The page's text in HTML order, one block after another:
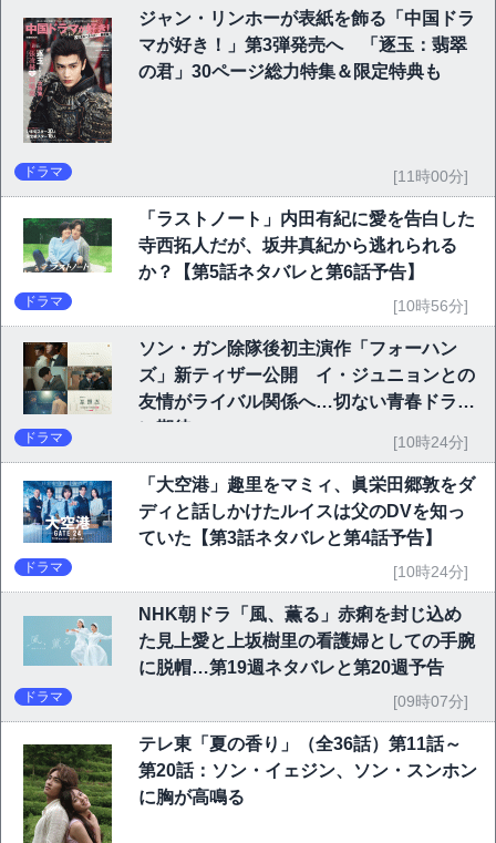
ジャン・リンホーが表紙を飾る「中国ドラ
マが好き！」第3弾発売へ 「逐玉：翡翠
の君」30ページ総力特集＆限定特典も
ドラマ [11時00分]
「ラストノート」内田有紀に愛を告白した
寺西拓人だが、坂井真紀から逃れられる
か？【第5話ネタバレと第6話予告】
ドラマ [10時56分]
ソン・ガン除隊後初主演作「フォーハン
ズ」新ティザー公開 イ・ジュニョンとの
友情がライバル関係へ…切ない青春ドラマ
に期待
ドラマ [10時24分]
「大空港」趣里をマミィ、眞栄田郷敦をダ
ディと話しかけたルイスは父のDVを知っ
ていた【第3話ネタバレと第4話予告】
ドラマ [10時24分]
NHK朝ドラ「風、薫る」赤痢を封じ込め
た見上愛と上坂樹里の看護婦としての手腕
に脱帽…第19週ネタバレと第20週予告
ドラマ [09時07分]
テレ東「夏の香り」（全36話）第11話～
第20話：ソン・イェジン、ソン・スンホン
に胸が高鳴る